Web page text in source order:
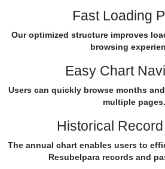
Fast Loading
Our optimized structure improves
browsing
Easy Chart
Users can quickly browse months
multiple pages.
Historical
The annual chart enables users to
Resubelpara records and